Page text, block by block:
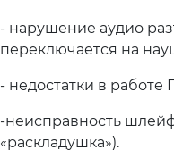
- нарушение аудио
переключается на
- недостатки в
-неисправность
«раскладушка»).